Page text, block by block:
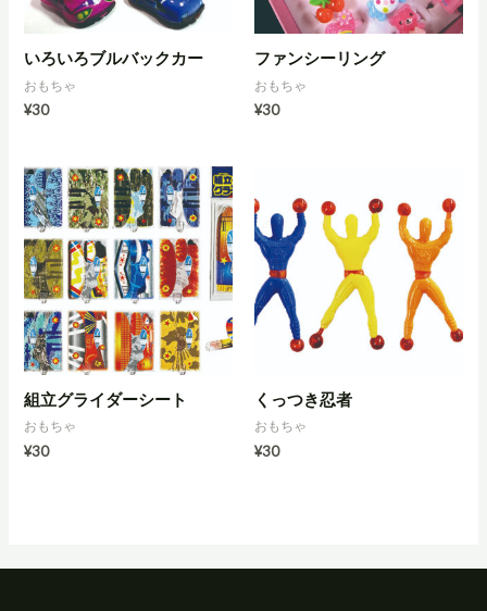
いろいろブルバックカー
おもちゃ
¥30
ファンシーリング
おもちゃ
¥30
組立グライダーシート
おもちゃ
¥30
くっつき忍者
おもちゃ
¥30